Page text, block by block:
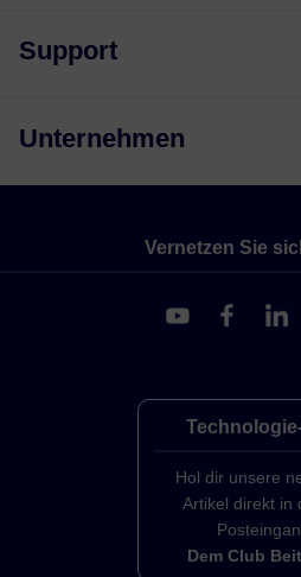
Support
Unternehmen
Vernetzen Sie
Hol dir unsere
Artikel direkt in
Dem Club